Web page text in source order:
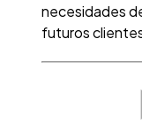
necesidades
futuros